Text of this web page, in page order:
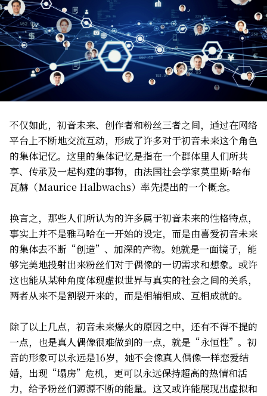
不仅如此，初音未来、创作者和粉丝三者之间，通过在网络
平台上不断地交流互动，形成了许多对于初音未来这个角色
的集体记忆。这里的集体记忆是指在一个群体里人们所共
享、传承及一起构建的事物，由法国社会学家莫里斯·哈布
瓦赫（Maurice Halbwachs）率先提出的一个概念。
换言之，那些人们所认为的许多属于初音未来的性格特点，
事实上并不是雅马哈在一开始的设定，而是由喜爱初音未来
的集体去不断“创造”、加深的产物。她就是一面镜子，能
够完美地投射出来粉丝们对于偶像的一切需求和想象。或许
这也能从某种角度体现虚拟世界与真实的社会之间的关系，
两者从来不是割裂开来的，而是相辅相成、互相成就的。
除了以上几点，初音未来爆火的原因之中，还有不得不提的
一点，也是真人偶像很难做到的一点，就是“永恒性”。初
音的形象可以永远是16岁，她不会像真人偶像一样恋爱结
婚，出现“塌房”危机，更可以永远保持超高的热情和活
力，给予粉丝们源源不断的能量。这又或许能展现出虚拟和